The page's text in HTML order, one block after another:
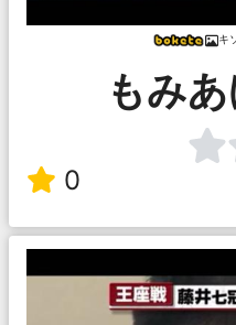
キ
もみ
0